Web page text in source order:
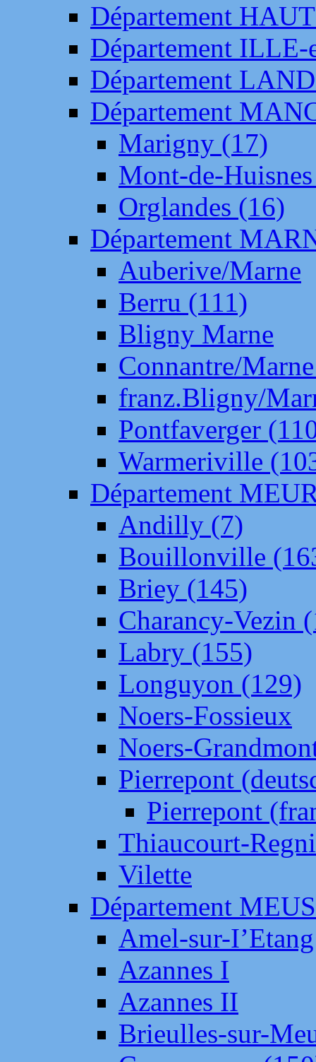
Département
Département
Département
Département
Marigny (17)
Mont-de-
Orglandes (16)
Département
Auberive/Marne
Berru (111)
Bligny Marne
Connantre/
franz.Bligny/
Pontfaverger
Warmeriville
Département
Andilly (7)
Bouillonville
Briey (145)
Charancy-Vezin
Labry (155)
Longuyon (129)
Noers-Fossieux
Noers-
Pierrepont
Pierrepont
Thiaucourt-
Vilette
Département
Amel-sur-
Azannes I
Azannes II
Brieulles-sur-